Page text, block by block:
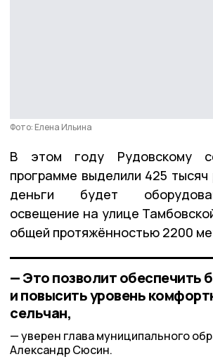
Фото: Елена Ильина
В этом году Рудовскому
программе выделили 425 тысяч
деньги будет
освещение на улице
общей протяжённостью 2200
— Это позволит обеспечить
и повысить уровень
сельчан,
уверен глава муниципального
Александр Сюсин.